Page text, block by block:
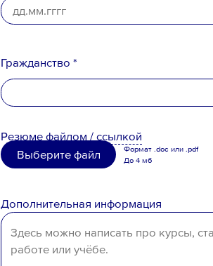
Ознакомлен с Политикой
Гражданство *
Беларусь
Казахстан
Иное
Резюмефайлом/ссылкой
Выберите файл
Формат .doc или .pdf
До 4 мб
Дополнительная информация